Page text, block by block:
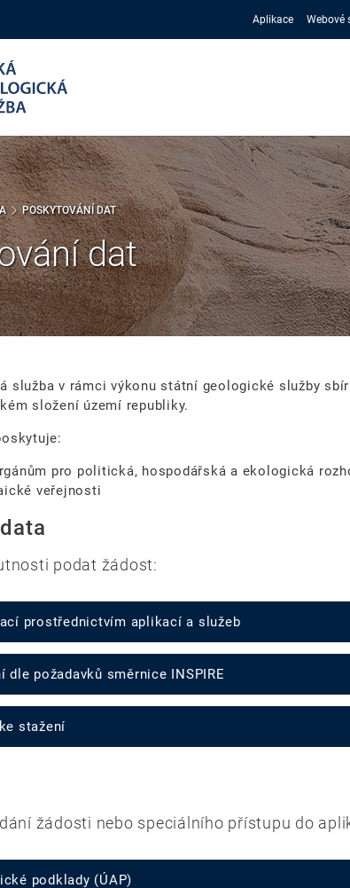
Aplikace Webové
POSKYTOVÁNÍ DAT
dat
služba v rámci výkonu státní geologické služby
složení území republiky.
pro politická, hospodářská a ekologická
veřejnosti
podat žádost:
prostřednictvím aplikací a služeb
dle požadavků směrnice INSPIRE
stažení
žádosti nebo speciálního přístupu do
podklady (ÚAP)